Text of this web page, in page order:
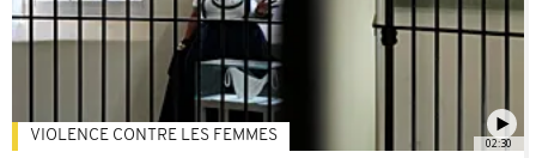
02:30
VIOLENCE CONTRE LES FEMMES